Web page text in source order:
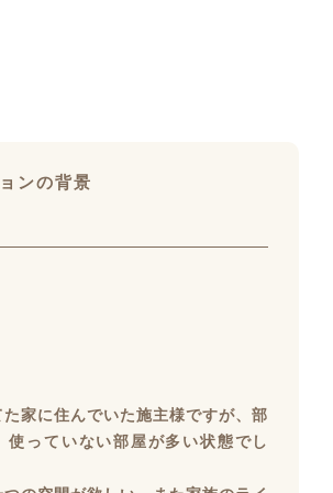
ンの背景
た家に住んでいた施主様ですが、部
使っていない部屋が多い状態でし